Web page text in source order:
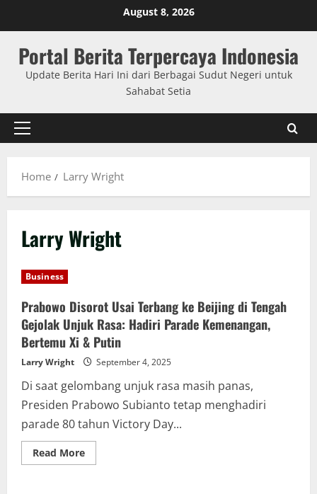
to
content
August 8, 2026
Portal Berita Terpercaya Indonesia
Update Berita Hari Ini dari Berbagai Sudut Negeri untuk
Sahabat Setia
Primary
Home
Larry Wright
Larry Wright
Business
Prabowo Disorot Usai Terbang ke Beijing di Tengah
Gejolak Unjuk Rasa: Hadiri Parade Kemenangan,
Bertemu Xi & Putin
Larry Wright September 4, 2025
Di saat gelombang unjuk rasa masih panas,
Presiden Prabowo Subianto tetap menghadiri
parade 80 tahun Victory Day...
Read MoreRead
more